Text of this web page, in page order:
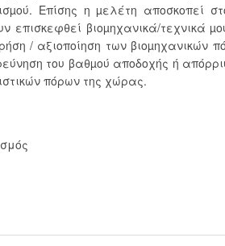
Επίσης η µελέτη αποσκοπεί
επισκεφθεί βιοµηχανικά/τεχνικά
/ αξιοποίηση των βιοµηχανικών
του βαθµού αποδοχής ή
πόρων της χώρας.